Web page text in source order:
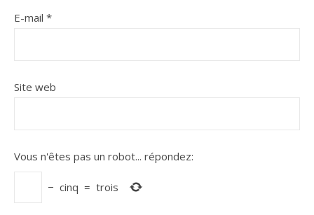
E-mail *
Site web
Vous n'êtes pas un robot... répondez:
− cinq = trois